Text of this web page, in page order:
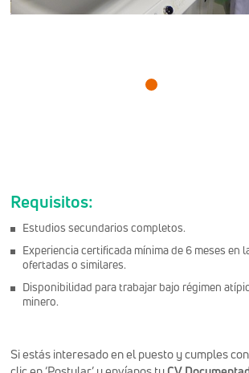
Requisitos:
Estudios secundarios completos.
Experiencia certificada mínima de 6 meses en
ofertadas o similares.
Disponibilidad para trabajar bajo régimen
minero.
Si estás interesado en el puesto y cumples